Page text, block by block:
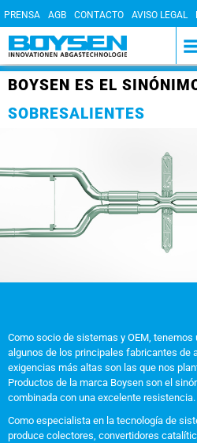
PRENSA AGB CONTACTO AVISO LEGAL
PRIVACIDAD
BOYSEN ES EL
SOBRESALIENTES
Como socio de sistemas y OEM,
algunos de los principales fabricantes de
exigencias más altas son las que nos
Productos de la marca Boysen son el
combinada con una excelente resistencia.
Como especialista en la tecnología de
produce colectores, convertidores